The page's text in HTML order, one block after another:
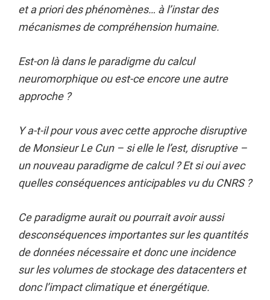
et a priori des phénomènes… à l’instar des
mécanismes de compréhension humaine.
Est-on là dans le paradigme du calcul
neuromorphique ou est-ce encore une autre
approche ?
Y a-t-il pour vous avec cette approche disruptive
de Monsieur Le Cun – si elle le l’est, disruptive –
un nouveau paradigme de calcul ? Et si oui avec
quelles conséquences anticipables vu du CNRS ?
Ce paradigme aurait ou pourrait avoir aussi
desconséquences importantes sur les quantités
de données nécessaire et donc une incidence
sur les volumes de stockage des datacenters et
donc l’impact climatique et énergétique.